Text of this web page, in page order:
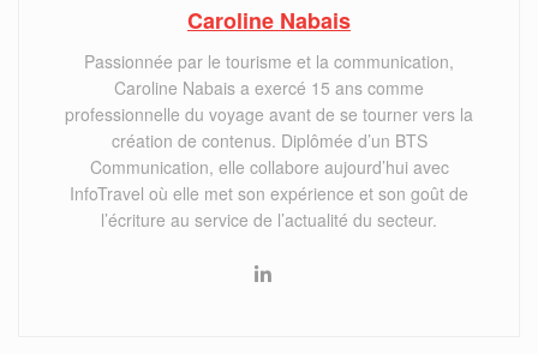
Caroline Nabais
Passionnée par le tourisme et la communication,
Caroline Nabais a exercé 15 ans comme
professionnelle du voyage avant de se tourner vers la
création de contenus. Diplômée d’un BTS
Communication, elle collabore aujourd’hui avec
InfoTravel où elle met son expérience et son goût de
l’écriture au service de l’actualité du secteur.